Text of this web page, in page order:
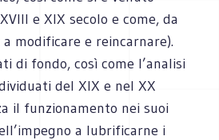
e XIX secolo e come, da
modificare e reincarnare).
di fondo, così come l’analisi
del XIX e nel XX
il funzionamento nei suoi
a lubrificarne i